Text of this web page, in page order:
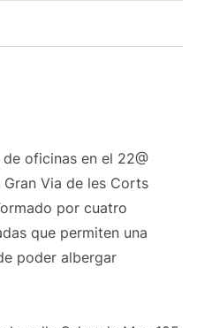
de oficinas en el 22@
Via de les Corts
por cuatro
que permiten una
poder albergar